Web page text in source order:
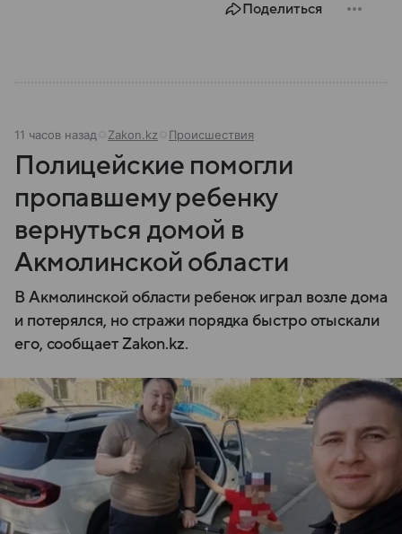
Поделиться
11 часов назад Zakon.kz Происшествия
Полицейские помогли
пропавшему ребенку
вернуться домой в
Акмолинской области
В Акмолинской области ребенок играл возле дома
и потерялся, но стражи порядка быстро отыскали
его, сообщает Zakon.kz.